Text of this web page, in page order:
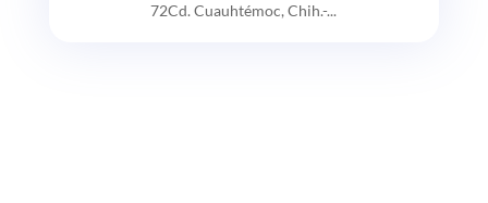
72Cd. Cuauhtémoc, Chih.-...